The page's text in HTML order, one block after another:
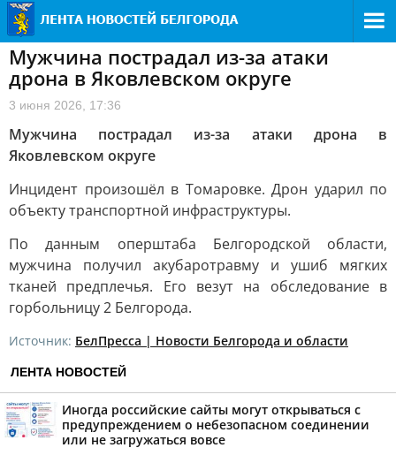
Мужчина пострадал из-за атаки
дрона в Яковлевском округе
3 июня 2026, 17:36
Мужчина пострадал из-за атаки дрона в
Яковлевском округе
Инцидент произошёл в Томаровке. Дрон ударил по
объекту транспортной инфраструктуры.
По данным оперштаба Белгородской области,
мужчина получил акубаротравму и ушиб мягких
тканей предплечья. Его везут на обследование в
горбольницу 2 Белгорода.
Источник: БелПресса | Новости Белгорода и области
ЛЕНТА НОВОСТЕЙ
Иногда российские сайты могут открываться с
предупреждением о небезопасном соединении
или не загружаться вовсе